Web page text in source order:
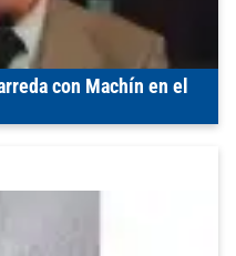
con Machín en el